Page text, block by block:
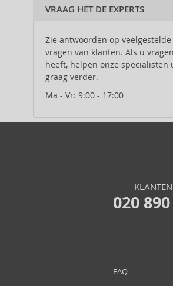
Alberta Ferretti (1)
Alexandre.J (31)
Alfred Sung (7)
Alyssa Ashley (50)
Amouage (75)
Amouroud (1)
Annayake (14)
Antonio Puig (8)
Arabiyat Prestige (68)
VRAAG HET DE EXPERTS
Zie antwoorden op veelgestelde
vragen van klanten. Als u vragen
heeft, helpen onze specialisten
graag verder.
Ma - Vr: 9:00 - 17:00
020
FAQ